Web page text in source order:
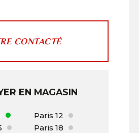
CONTACTÉ
EN MAGASIN
Paris 12
Paris 18